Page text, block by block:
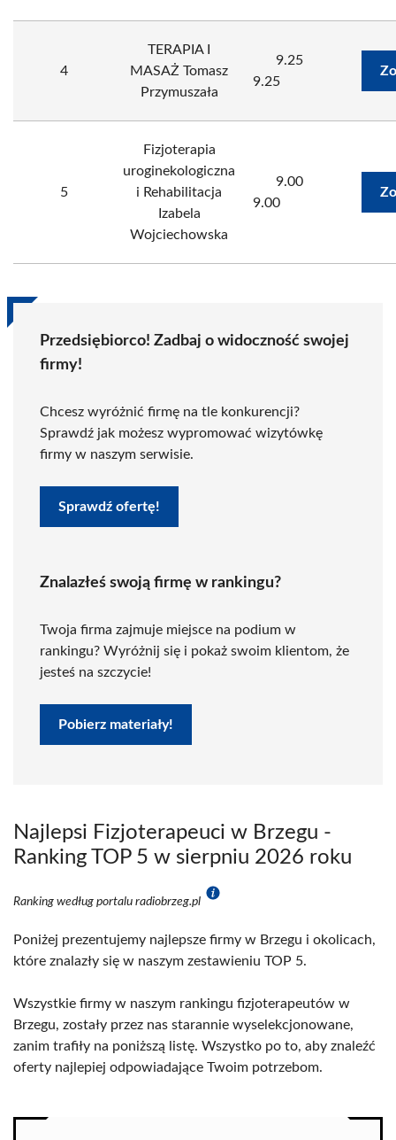
4
TERAPIA I
MASAŻ Tomasz
Przymuszała
9.25
9.25
5
Fizjoterapia
uroginekologiczna
i Rehabilitacja
Izabela
Wojciechowska
9.00
9.00
Przedsiębiorco! Zadbaj o widoczność swojej
firmy!
Chcesz wyróżnić firmę na tle konkurencji?
Sprawdź jak możesz wypromować wizytówkę
firmy w naszym serwisie.
Sprawdź ofertę!
Znalazłeś swoją firmę w rankingu?
Twoja firma zajmuje miejsce na podium w
rankingu? Wyróżnij się i pokaż swoim klientom, że
jesteś na szczycie!
Pobierz materiały!
Najlepsi Fizjoterapeuci w Brzegu -
Ranking TOP 5 w sierpniu 2026 roku
Ranking według portalu radiobrzeg.pl
Poniżej prezentujemy najlepsze firmy w Brzegu i okolicach,
które znalazły się w naszym zestawieniu TOP 5.
Wszystkie firmy w naszym rankingu fizjoterapeutów w
Brzegu, zostały przez nas starannie wyselekcjonowane,
zanim trafiły na poniższą listę. Wszystko po to, aby znaleźć
oferty najlepiej odpowiadające Twoim potrzebom.